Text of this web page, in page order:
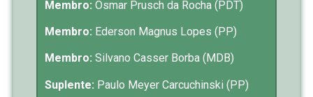
Membro: Osmar Prusch da Rocha (PDT)
Membro: Ederson Magnus Lopes (PP)
Membro: Silvano Casser Borba (MDB)
Suplente: Paulo Meyer Carcuchinski (PP)